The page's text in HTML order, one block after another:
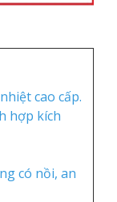
cao cấp.
hợp kích
có nồi, an